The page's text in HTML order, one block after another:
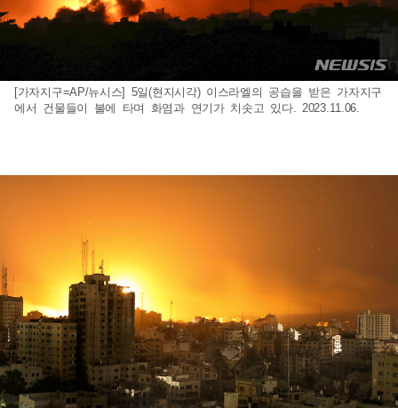
[가자지구=AP/뉴시스] 5일(현지시각) 이스라엘의 공습을 받은 가자지구
에서 건물들이 불에 타며 화염과 연기가 치솟고 있다. 2023.11.06.